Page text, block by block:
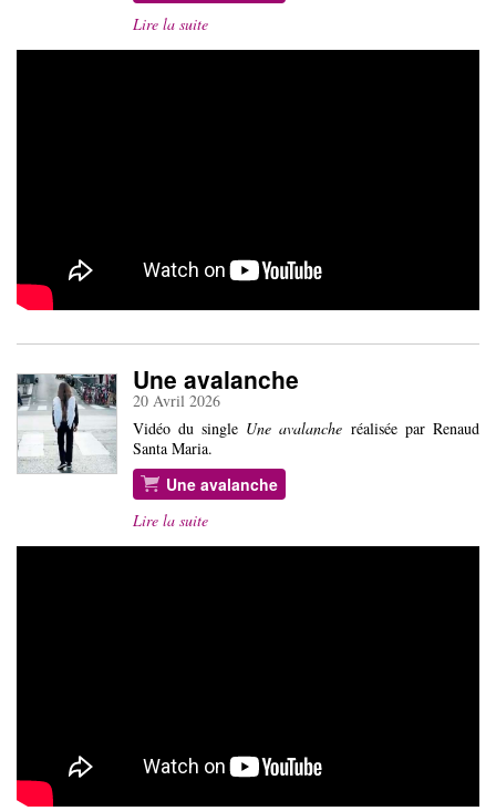
Lire la suite
Une avalanche
20 Avril 2026
Vidéo du single Une avalanche réalisée par Renaud
Santa Maria.
Une avalanche
Lire la suite